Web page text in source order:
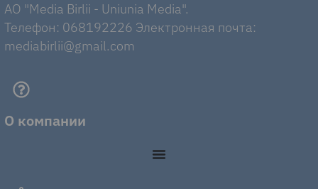
AO "Media Birlii - Uniunia Media".
Телефон: 068192226 Электронная почта:
mediabirlii@gmail.com
О компании